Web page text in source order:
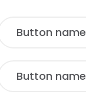
Button name
Button name